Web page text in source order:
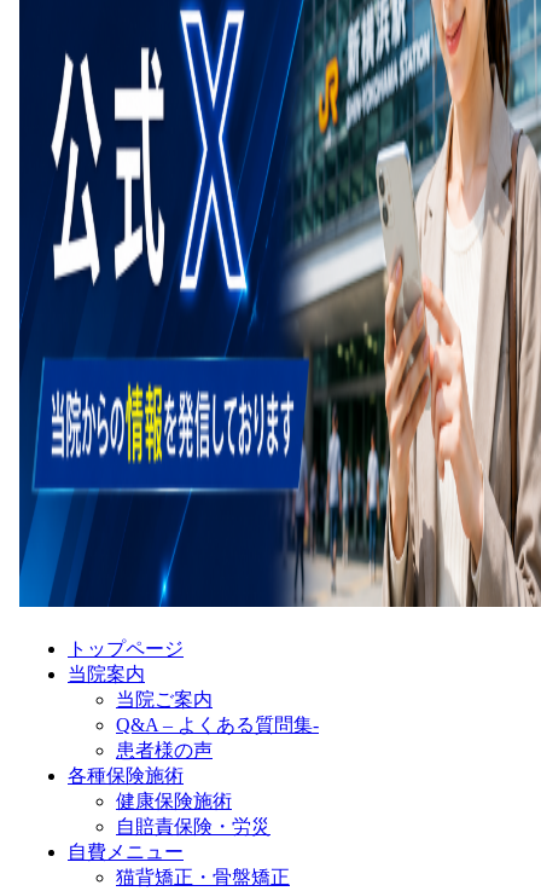
トップページ
当院案内
当院ご案内
Q&A – よくある質問集-
患者様の声
各種保険施術
健康保険施術
自賠責保険・労災
自費メニュー
猫背矯正・骨盤矯正